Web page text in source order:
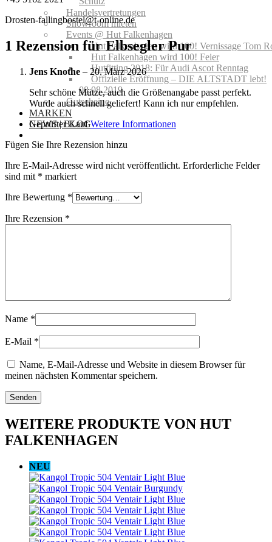
Handelsvertretungen
Showroom mieten
Events @ Hut Falkenhagen
Hut Falkenhagen wird 100! Vernissage Tom
Hut Falkenhagen wird 100! Feier
Hutfitting 2018: Für Audi Ascot Renntag
Offizielle Eröffnung – DIE ALTSTADT lebt!
08.08.2019
Gutscheine
MARKEN
NEWS | BLOG
Drosten-fallingbostel@t-online.de
1 Rezension fürElbsegler Pur
Jens Knothe – 20. März 2026
Sehr schöne Mütze, auch die Größenangabe passt perfekt.
Wurde auch schnell geliefert! Kann ich nur empfehlen.
Geprüfter KaufWeitere Informationen
Fügen Sie Ihre Rezension hinzu
Ihre E-Mail-Adresse wird nicht veröffentlicht. Erforderliche Felder
sind mit * markiert
Ihre Bewertung *
Ihre Rezension *
Name *
E-Mail *
Name, E-Mail-Adresse und Website in diesem Browser für
meinen nächsten Kommentar speichern.
WEITERE PRODUKTE VON HUT
FALKENHAGEN
NEU